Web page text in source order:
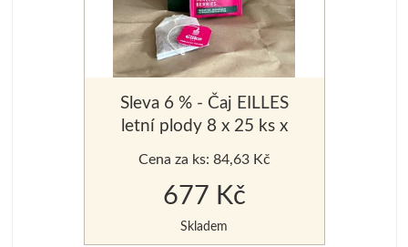
Sleva 6 % - Čaj EILLES
letní plody 8 x 25 ks x
Cena za ks: 84,63 Kč
677 Kč
Skladem